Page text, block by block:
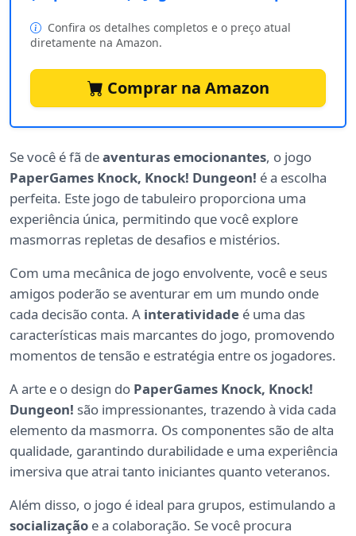
Confira os detalhes completos e o preço atual
diretamente na Amazon.
Comprar na Amazon
Se você é fã deaventuras emocionantes, o jogo
PaperGames Knock, Knock! Dungeon! é a escolha
perfeita. Este jogo de tabuleiro proporciona uma
experiência única, permitindo que você explore
masmorras repletas de desafios e mistérios.
Com uma mecânica de jogo envolvente, você e seus
amigos poderão se aventurar em um mundo onde
cada decisão conta. A interatividade é uma das
características mais marcantes do jogo, promovendo
momentos de tensão e estratégia entre os jogadores.
A arte e o design do PaperGames Knock, Knock!
Dungeon! são impressionantes, trazendo à vida cada
elemento da masmorra. Os componentes são de alta
qualidade, garantindo durabilidade e uma experiência
imersiva que atrai tanto iniciantes quanto veteranos.
Além disso, o jogo é ideal para grupos, estimulando a
socialização e a colaboração. Se você procura